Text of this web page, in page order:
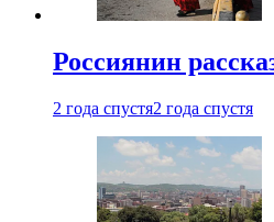
Россиянин
2 года спустя2 года спустя